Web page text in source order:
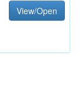
View/Open